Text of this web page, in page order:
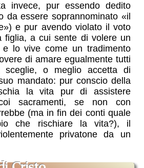
invece, pur essendo dedito
da essere soprannominato «il
e pur avendo violato il voto
figlia, a cui sente di volere un
e lo vive come un tradimento
di amare egualmente tutti
sceglie, o meglio accetta di
mandato: pur conscio della
la vita pur di assistere
coi sacramenti, se non con
(ma in fin dei conti quale
che rischiare la vita?), il
privatone da un